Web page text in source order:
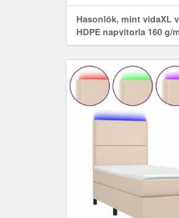
Hasonlók, mint vidaXL
HDPE napvitorla 160 g/